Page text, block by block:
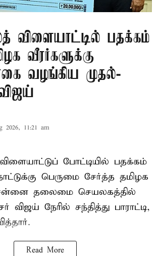
விளையாட்டில் பதக்கம்
வீரர்களுக்கு
வழங்கிய முதல்-
2026, 11:21 am
விளையாட்டுப் போட்டியில் பதக்கம்
பெருமை சேர்த்த தமிழக
தலைமை செயலகத்தில்
நேரில் சந்தித்து பாராட்டி,
Read More